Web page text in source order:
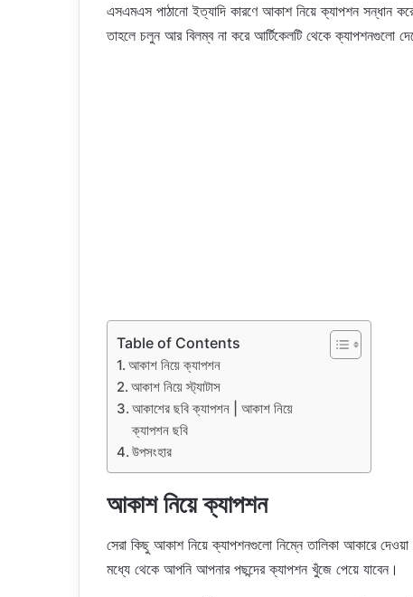
এসএমএস পাঠানো ইত্যাদি কারণে আকাশ নিয়ে ক্যাপশন সন্ধান
তাহলে চলুন আর বিলম্ব না করে আর্টিকেলটি থেকে ক্যাপশনগুলো
Table of Contents
আকাশ নিয়ে ক্যাপশন
আকাশ নিয়ে স্ট্যাটাস
আকাশের ছবি ক্যাপশন | আকাশ নিয়ে
ক্যাপশন ছবি
উপসংহার
আকাশ নিয়ে ক্যাপশন
সেরা কিছু আকাশ নিয়ে ক্যাপশনগুলো নিম্নে তালিকা আকারে
মধ্যে থেকে আপনি আপনার পছন্দের ক্যাপশন খুঁজে পেয়ে যাবেন।